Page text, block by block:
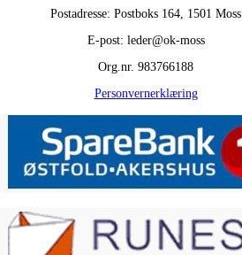
Postadresse: Postboks 164, 1501 Moss
E-post: leder@ok-moss
Org.nr. 983766188
Personvernerklæring